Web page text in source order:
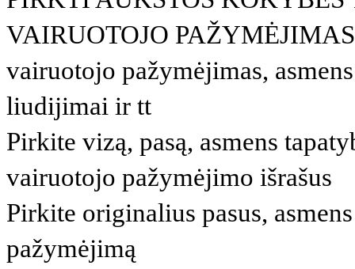
VAIRUOTOJO
vairuotojo pažymėjimas,
liudijimai ir tt
Pirkite vizą, pasą, asmens
vairuotojo pažymėjimo išrašus
Pirkite originalius pasus,
pažymėjimą